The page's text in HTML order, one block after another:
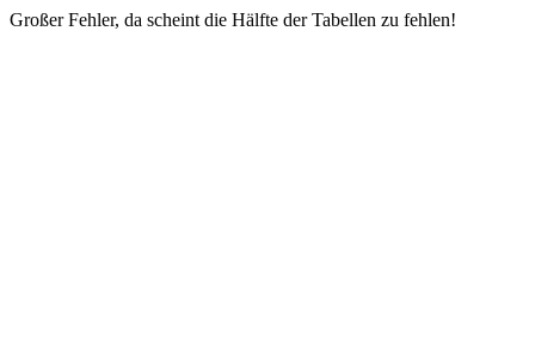
Großer Fehler, da scheint die Hälfte der Tabellen zu fehlen!